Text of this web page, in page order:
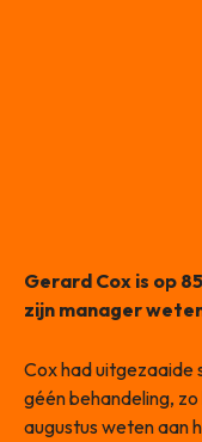
Gerard Cox is op
zijn manager
Cox had uitgezaaide
géén behandeling,
augustus weten aan